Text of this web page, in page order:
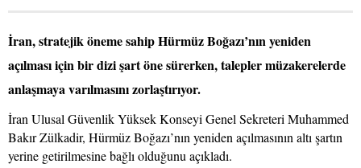
İran, stratejik öneme sahip Hürmüz Boğazı’nın yeniden
açılması için bir dizi şart öne sürerken, talepler müzakerelerde
anlaşmaya varılmasını zorlaştırıyor.
İran Ulusal Güvenlik Yüksek Konseyi Genel Sekreteri Muhammed
Bakır Zülkadir, Hürmüz Boğazı’nın yeniden açılmasının altı şartın
yerine getirilmesine bağlı olduğunu açıkladı.